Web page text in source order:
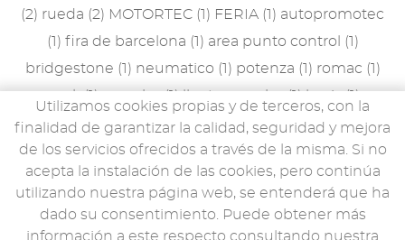
Utilizamos cookies propias y de terceros, con la
finalidad de garantizar la calidad, seguridad y mejora
de los servicios ofrecidos a través de la misma. Si no
acepta la instalación de las cookies, pero continúa
utilizando nuestra página web, se entenderá que ha
dado su consentimiento. Puede obtener más
información a este respecto consultando nuestra
(2) rueda (2) MOTORTEC (1) FERIA (1) autopromotec
(1) fira de barcelona (1) area punto control (1)
bridgestone (1) neumatico (1) potenza (1) romac (1)
peak(1) porsche(1) llanta porsche(1) lewis(1)
accesorios(1) mak stilo(1) mille miglia(1) npk(1)
rueda de recambio(1) rueda de galleta(1) MAN TGE
(1) llantas ligeras(1) 9evo(1)